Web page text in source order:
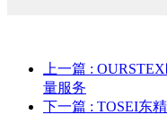
上一篇 :
量服务
下一篇 : TOSEI东